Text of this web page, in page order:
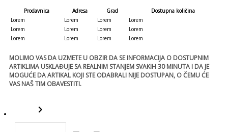
Prodavnica Adresa Grad
Dostupna količina
Lorem
Lorem Lorem
Lorem
Lorem
Lorem Lorem
Lorem
Lorem
Lorem Lorem Lorem
MOLIMO VAS DA UZMETE U OBZIR DA SE INFORMACIJA O DOSTUPNIM
ARTIKLIMA USKLAĐUJE SA REALNIM STANJEM SVAKIH 30 MINUTA I DA JE
MOGUĆE DA ARTIKAL KOJI STE ODABRALI NIJE DOSTUPAN, O ČEMU ĆE
VAS NAŠ TIM OBAVESTITI.
keyboard_arrow_right